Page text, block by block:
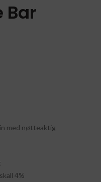
Bar
med nøtteaktig
4%